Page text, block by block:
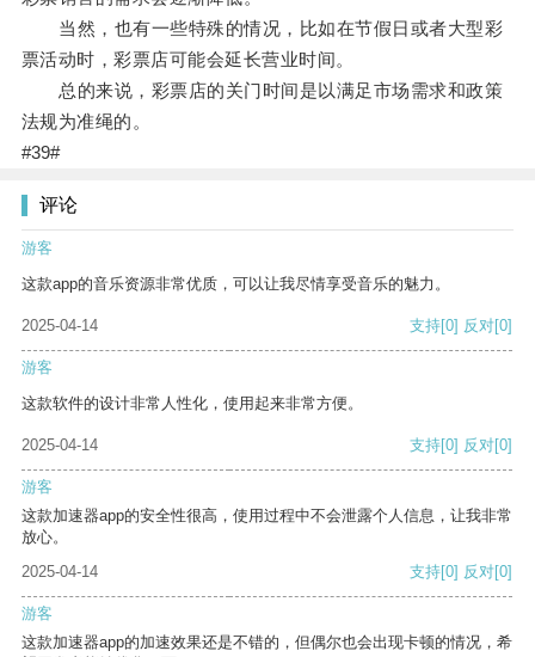
当然，也有一些特殊的情况，比如在节假日或者大型彩
票活动时，彩票店可能会延长营业时间。
总的来说，彩票店的关门时间是以满足市场需求和政策
法规为准绳的。
#39#
评论
游客
这款app的音乐资源非常优质，可以让我尽情享受音乐的魅力。
2025-04-14 支持[0] 反对[0]
游客
这款软件的设计非常人性化，使用起来非常方便。
2025-04-14 支持[0] 反对[0]
游客
这款加速器app的安全性很高，使用过程中不会泄露个人信息，让我非常
放心。
2025-04-14
支持[0] 反对[0]
游客
这款加速器app的加速效果还是不错的，但偶尔也会出现卡顿的情况，希